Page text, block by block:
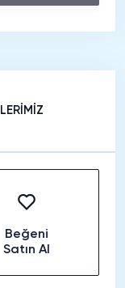
Beğeni
Satın Al